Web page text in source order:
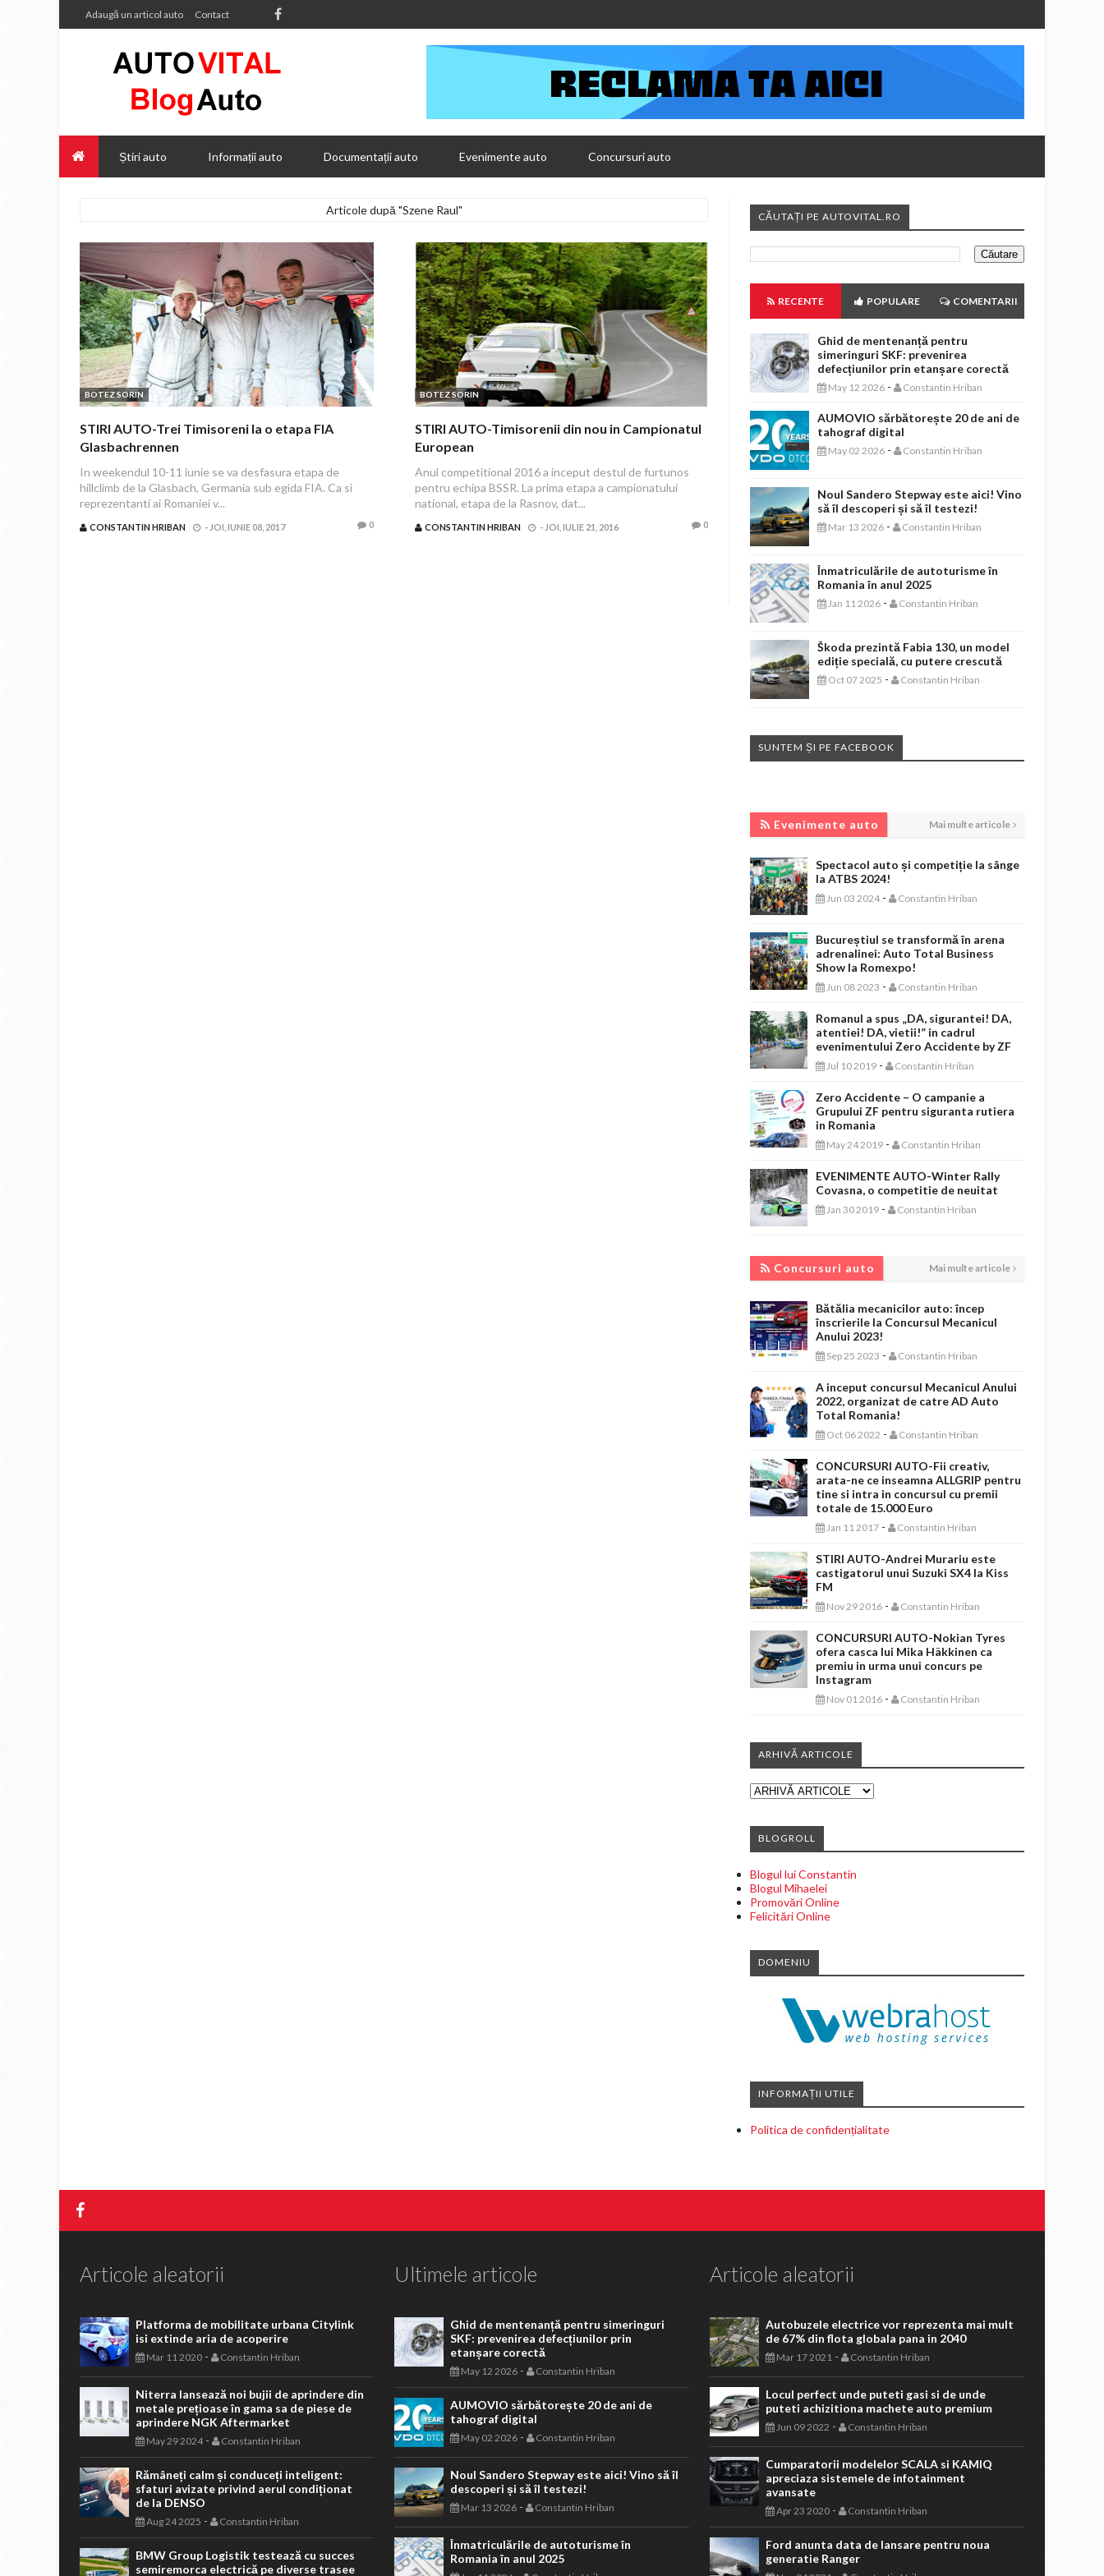
Adaugă un articol auto Contact
Știri auto Informații auto Documentații auto Evenimente auto Concursuri auto
Articole după "Szene Raul"
BOTEZ SORIN
STIRI AUTO-Trei Timisoreni la o etapa FIA
Glasbachrennen
In weekendul 10-11 iunie se va desfasura etapa de
hillclimb de la Glasbach, Germania sub egida FIA. Ca si
reprezentanti ai Romaniei v...
CONSTANTIN HRIBAN - JOI, IUNIE 08, 2017 0
BOTEZ SORIN
STIRI AUTO-Timisorenii din nou in Campionatul
European
Anul competitional 2016 a inceput destul de furtunos
pentru echipa BSSR. La prima etapa a campionatului
national, etapa de la Rasnov, dat...
CONSTANTIN HRIBAN - JOI, IULIE 21, 2016 0
CĂUTAȚI PE AUTOVITAL.RO
RECENTE POPULARE COMENTARII
Ghid de mentenanță pentru
simeringuri SKF: prevenirea
defecțiunilor prin etanșare corectă
May 12 2026 - Constantin Hriban
AUMOVIO sărbătorește 20 de ani de
tahograf digital
May 02 2026 - Constantin Hriban
Noul Sandero Stepway este aici! Vino
să îl descoperi și să îl testezi!
Mar 13 2026 - Constantin Hriban
Înmatriculările de autoturisme în
Romania în anul 2025
Jan 11 2026 - Constantin Hriban
Škoda prezintă Fabia 130, un model
ediție specială, cu putere crescută
Oct 07 2025 - Constantin Hriban
SUNTEM ȘI PE FACEBOOK
Evenimente auto Mai multe articole
Spectacol auto și competiție la sânge
la ATBS 2024!
Jun 03 2024 - Constantin Hriban
Bucureștiul se transformă în arena
adrenalinei: Auto Total Business
Show la Romexpo!
Jun 08 2023 - Constantin Hriban
Romanul a spus „DA, sigurantei! DA,
atentiei! DA, vietii!” in cadrul
evenimentului Zero Accidente by ZF
Jul 10 2019 - Constantin Hriban
Zero Accidente – O campanie a
Grupului ZF pentru siguranta rutiera
in Romania
May 24 2019 - Constantin Hriban
EVENIMENTE AUTO-Winter Rally
Covasna, o competitie de neuitat
Jan 30 2019 - Constantin Hriban
Concursuri auto Mai multe articole
Bătălia mecanicilor auto: încep
înscrierile la Concursul Mecanicul
Anului 2023!
Sep 25 2023 - Constantin Hriban
A inceput concursul Mecanicul Anului
2022, organizat de catre AD Auto
Total Romania!
Oct 06 2022 - Constantin Hriban
CONCURSURI AUTO-Fii creativ,
arata-ne ce inseamna ALLGRIP pentru
tine si intra in concursul cu premii
totale de 15.000 Euro
Jan 11 2017 - Constantin Hriban
STIRI AUTO-Andrei Murariu este
castigatorul unui Suzuki SX4 la Kiss
FM
Nov 29 2016 - Constantin Hriban
CONCURSURI AUTO-Nokian Tyres
ofera casca lui Mika Häkkinen ca
premiu in urma unui concurs pe
Instagram
Nov 01 2016 - Constantin Hriban
ARHIVĂ ARTICOLE
BLOGROLL
Blogul lui Constantin
Blogul Mihaelei
Promovări Online
Felicitări Online
DOMENIU
INFORMAȚII UTILE
Politica de confidențialitate
Articole aleatorii
Platforma de mobilitate urbana Citylink
isi extinde aria de acoperire
Mar 11 2020 - Constantin Hriban
Niterra lansează noi bujii de aprindere din
metale prețioase în gama sa de piese de
aprindere NGK Aftermarket
May 29 2024- Constantin Hriban
Rămâneți calm și conduceți inteligent:
sfaturi avizate privind aerul condiționat
de la DENSO
Aug 24 2025 - Constantin Hriban
BMW Group Logistik testează cu succes
semiremorca electrică pe diverse trasee
Ultimele articole
Ghid de mentenanță pentru simeringuri
SKF: prevenirea defecțiunilor prin
etanșare corectă
May 12 2026 - Constantin Hriban
AUMOVIO sărbătorește 20 de ani de
tahograf digital
May 02 2026 - Constantin Hriban
Noul Sandero Stepway este aici! Vino să îl
descoperi și să îl testezi!
Mar 13 2026 - Constantin Hriban
Înmatriculările de autoturisme în
Romania în anul 2025
Articole aleatorii
Autobuzele electrice vor reprezenta mai mult
de 67% din flota globala pana in 2040
Mar 17 2021 - Constantin Hriban
Locul perfect unde puteti gasi si de unde
puteti achizitiona machete auto premium
Jun 09 2022 - Constantin Hriban
Cumparatorii modelelor SCALA si KAMIQ
apreciaza sistemele de infotainment
avansate
Apr 23 2020- Constantin Hriban
Ford anunta data de lansare pentru noua
generatie Ranger